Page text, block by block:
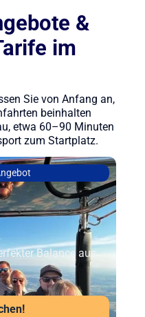
&
im
Sie von Anfang an,
beinhalten
etwa 60–90 Minuten
zum Startplatz.
Balance aus